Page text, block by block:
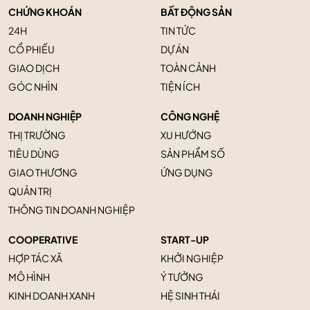
CHỨNG KHOÁN
24H
CỔ PHIẾU
GIAO DỊCH
GÓC NHÌN
BẤT ĐỘNG SẢN
TIN TỨC
DỰ ÁN
TOÀN CẢNH
TIỆN ÍCH
DOANH NGHIỆP
THỊ TRƯỜNG
TIÊU DÙNG
GIAO THƯƠNG
QUẢN TRỊ
THÔNG TIN DOANH NGHIỆP
CÔNG NGHỆ
XU HƯỚNG
SẢN PHẨM SỐ
ỨNG DỤNG
COOPERATIVE
HỢP TÁC XÃ
MÔ HÌNH
KINH DOANH XANH
START-UP
KHỞI NGHIỆP
Ý TƯỞNG
HỆ SINH THÁI